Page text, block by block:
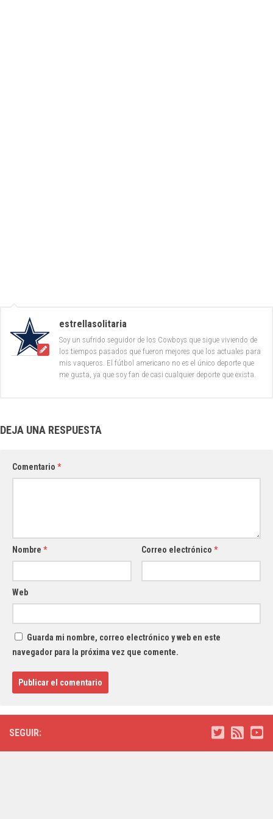
estrellasolitaria
Soy un sufrido seguidor de los Cowboys que sigue viviendo de
los tiempos pasados que fueron mejores que los actuales para
mis vaqueros. El fútbol americano no es el único deporte que
me gusta, ya que soy fan de casi cualquier deporte que exista.
DEJA UNA RESPUESTA
Comentario *
Nombre * Correo electrónico*
Web
Guarda mi nombre, correo electrónico y web en este
navegador para la próxima vez que comente.
SEGUIR: